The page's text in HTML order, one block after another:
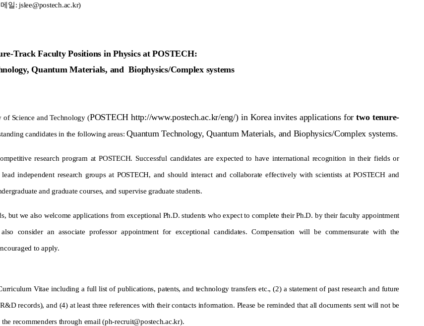
일: jslee@postech.ac.kr)
Track Faculty Positions in Physics at POSTECH:
Quantum Materials, andBiophysics/Complex systems
of Science and Technology (POSTECH http://www.postech.ac.kr/eng/) in Korea invites applications fortwotenure-
candidates in the following areas:Quantum Technology, Quantum Materials, and Biophysics/Complex systems.
research program at POSTECH. Successful candidates are expected to have international recognition in their fields or
lead independent research groups at POSTECH, and should interact and collaborate effectively with scientists at POSTECH and
and graduate courses, and supervise graduate students.
but we also welcome applicationsfrom exceptional Ph.D. students who expect to complete their Ph.D. by their faculty appointment
consider an associate professor appointment for exceptional candidates.Compensation will be commensurate with the
to apply.
Vitae including a full list of publications, patents, and technology transfers etc., (2) a statement of past research and future
records), and (4) at least three references with their contacts information. Please be reminded that all documents sent will not be
recommenders through email (ph-recruit@postech.ac.kr).